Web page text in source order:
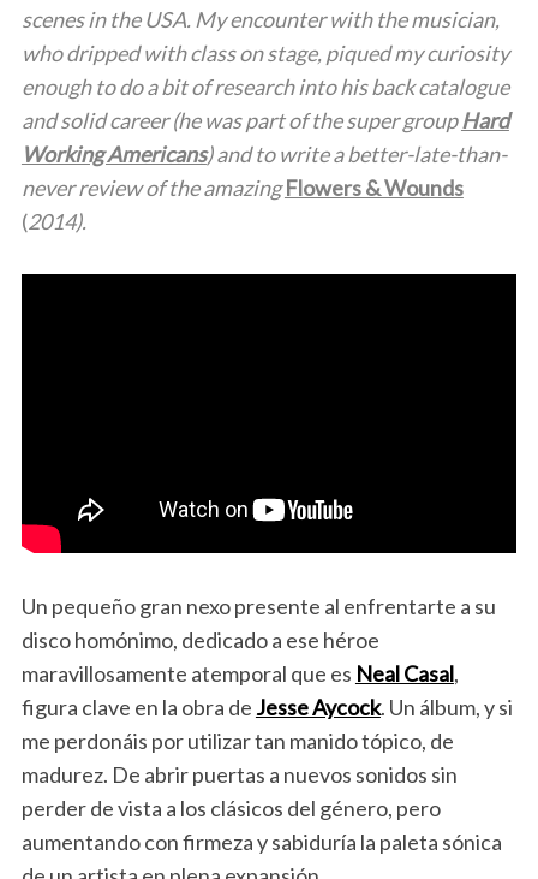
scenes in the USA. My encounter with the musician,
who dripped with class on stage, piqued my curiosity
enough to do a bit of research into his back catalogue
and solid career (he was part of the super groupHard
Working Americans) and to write a better-late-than-
never review of the amazingFlowers & Wounds
(2014).
Un pequeño gran nexo presente al enfrentarte a su
disco homónimo, dedicado a ese héroe
maravillosamente atemporal que es Neal Casal,
figura clave en la obra de Jesse Aycock. Un álbum, y si
me perdonáis por utilizar tan manido tópico, de
madurez. De abrir puertas a nuevos sonidos sin
perder de vista a los clásicos del género, pero
aumentando con firmeza y sabiduría la paleta sónica